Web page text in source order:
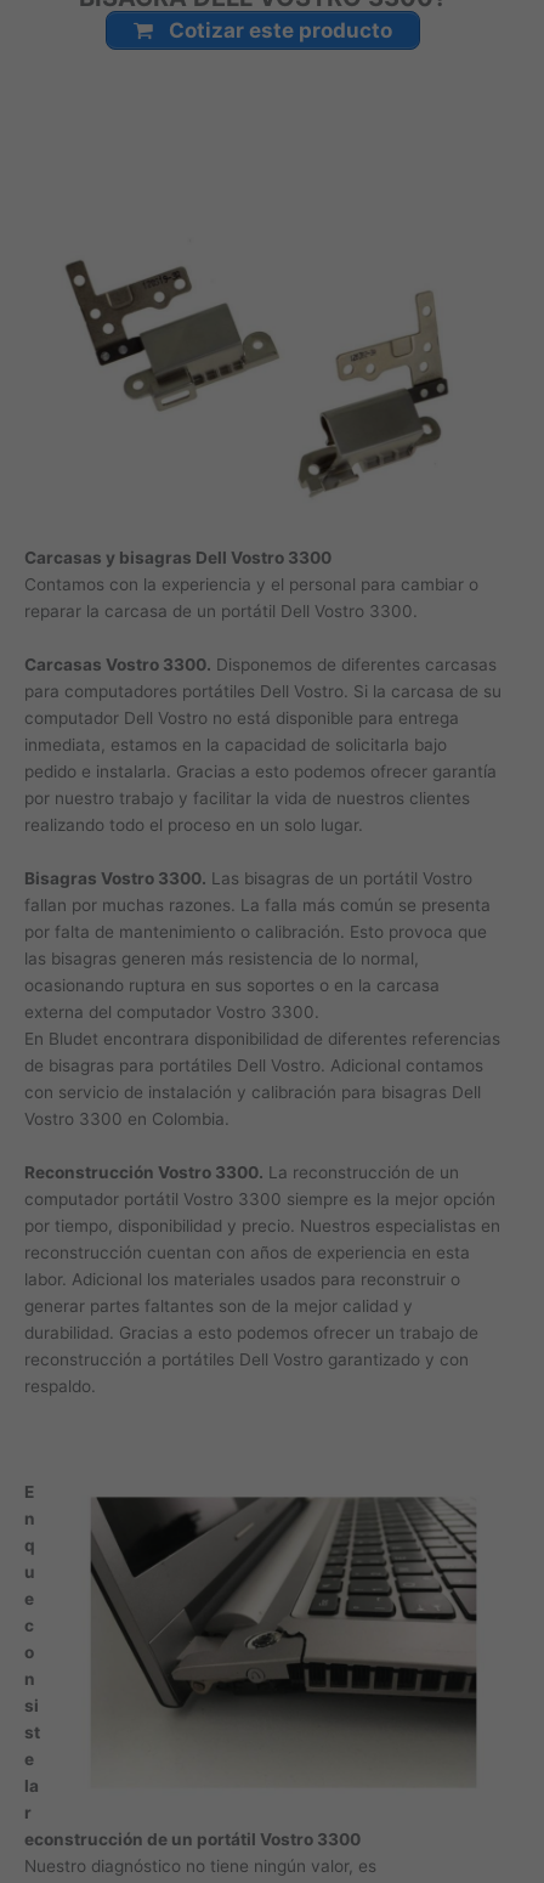
Cotizar este producto
Carcasas y bisagras Dell Vostro 3300
Contamos con la experiencia y el personal para cambiar o
reparar la carcasa de un portátil Dell Vostro 3300.
Carcasas Vostro 3300. Disponemos de diferentes carcasas
para computadores portátiles Dell Vostro. Si la carcasa de su
computador Dell Vostro no está disponible para entrega
inmediata, estamos en la capacidad de solicitarla bajo
pedido e instalarla. Gracias a esto podemos ofrecer garantía
por nuestro trabajo y facilitar la vida de nuestros clientes
realizando todo el proceso en un solo lugar.
Bisagras Vostro 3300. Las bisagras de un portátil Vostro
fallan por muchas razones. La falla más común se presenta
por falta de mantenimiento o calibración. Esto provoca que
las bisagras generen más resistencia de lo normal,
ocasionando ruptura en sus soportes o en la carcasa
externa del computador Vostro 3300.
En Bludet encontrara disponibilidad de diferentes referencias
de bisagras para portátiles Dell Vostro. Adicional contamos
con servicio de instalación y calibración para bisagras Dell
Vostro 3300 en Colombia.
Reconstrucción Vostro 3300. La reconstrucción de un
computador portátil Vostro 3300 siempre es la mejor opción
por tiempo, disponibilidad y precio. Nuestros especialistas en
reconstrucción cuentan con años de experiencia en esta
labor. Adicional los materiales usados para reconstruir o
generar partes faltantes son de la mejor calidad y
durabilidad. Gracias a esto podemos ofrecer un trabajo de
reconstrucción a portátiles Dell Vostro garantizado y con
respaldo.
E
n
q
u
e
c
o
n
si
st
e
la
r
econstrucción de un portátil Vostro 3300
Nuestro diagnóstico no tiene ningún valor, es